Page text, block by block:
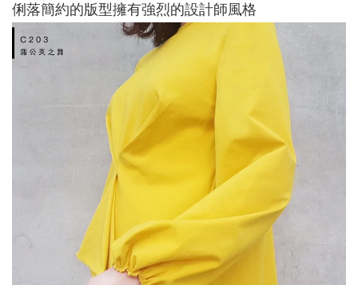
俐落簡約的版型擁有強烈的設計師風格